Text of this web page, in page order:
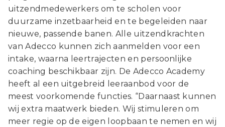
uitzendmedewerkers om te scholen voor
duurzame inzetbaarheid en te begeleiden naar
nieuwe, passende banen. Alle uitzendkrachten
van Adecco kunnen zich aanmelden voor een
intake, waarna leertrajecten en persoonlijke
coaching beschikbaar zijn. De Adecco Academy
heeft al een uitgebreid leeraanbod voor de
meest voorkomende functies. “Daarnaast kunnen
wij extra maatwerk bieden. Wij stimuleren om
meer regie op de eigen loopbaan te nemen en wij